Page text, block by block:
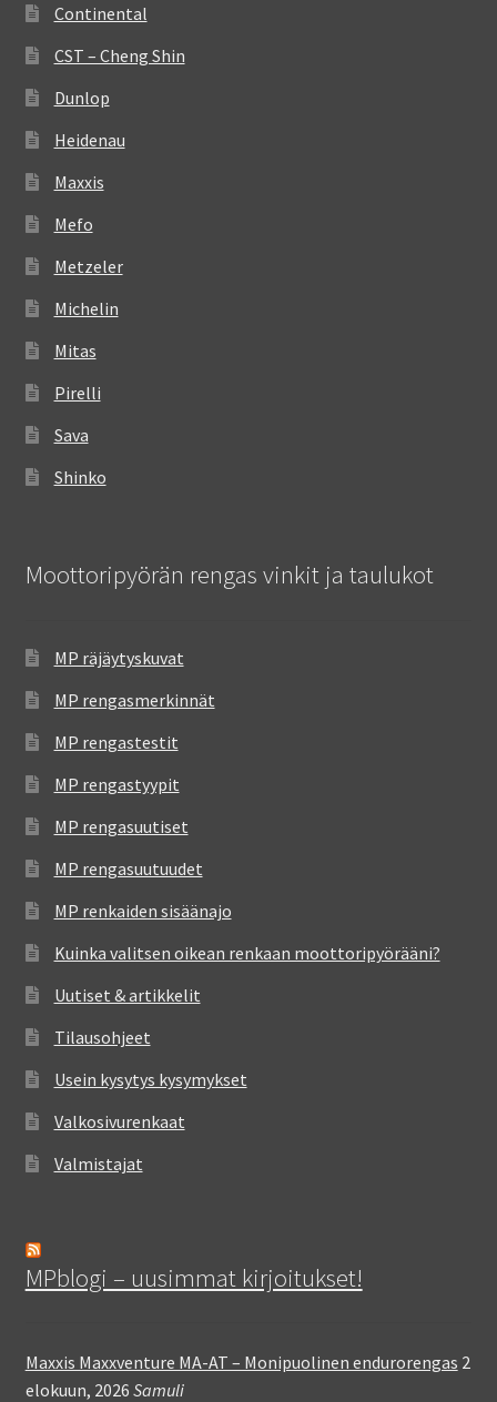
Continental
CST – Cheng Shin
Dunlop
Heidenau
Maxxis
Mefo
Metzeler
Michelin
Mitas
Pirelli
Sava
Shinko
Moottoripyörän rengas vinkit ja taulukot
MP räjäytyskuvat
MP rengasmerkinnät
MP rengastestit
MP rengastyypit
MP rengasuutiset
MP rengasuutuudet
MP renkaiden sisäänajo
Kuinka valitsen oikean renkaan moottoripyörääni?
Uutiset & artikkelit
Tilausohjeet
Usein kysytys kysymykset
Valkosivurenkaat
Valmistajat
MPblogi – uusimmat kirjoitukset!
Maxxis Maxxventure MA-AT – Monipuolinen endurorengas 2
elokuun, 2026 Samuli